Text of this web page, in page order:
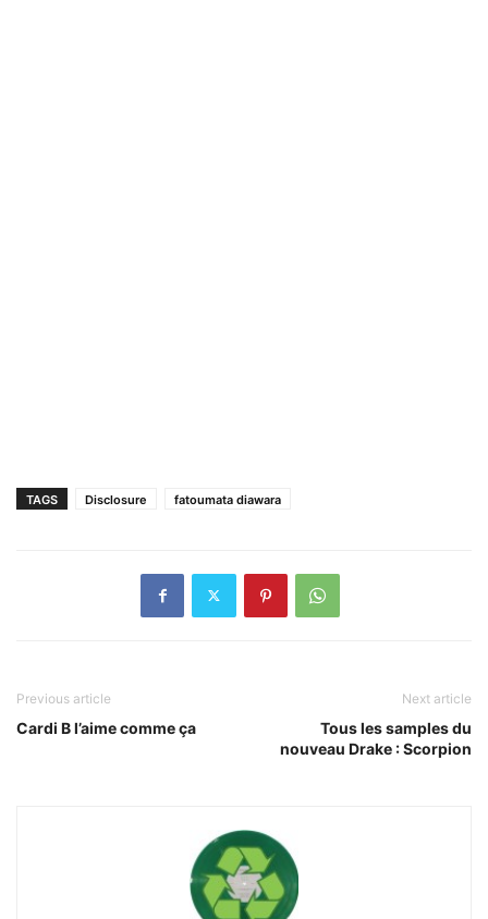
TAGS Disclosure fatoumata diawara
Previous article
Cardi B l’aime comme ça
Next article
Tous les samples du
nouveau Drake : Scorpion